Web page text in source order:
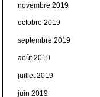
novembre 2019
octobre 2019
septembre 2019
août 2019
juillet 2019
juin 2019